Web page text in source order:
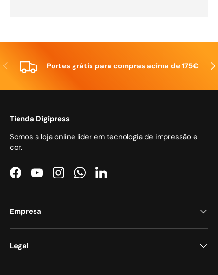
Anterior Portes grátis para compras acima de 175€
Tienda Digipress
Somos a loja online líder em tecnologia de impressão e
cor.
FacebookYouTubeInstagramWhatsAppLinkedIn
Empresa
Legal